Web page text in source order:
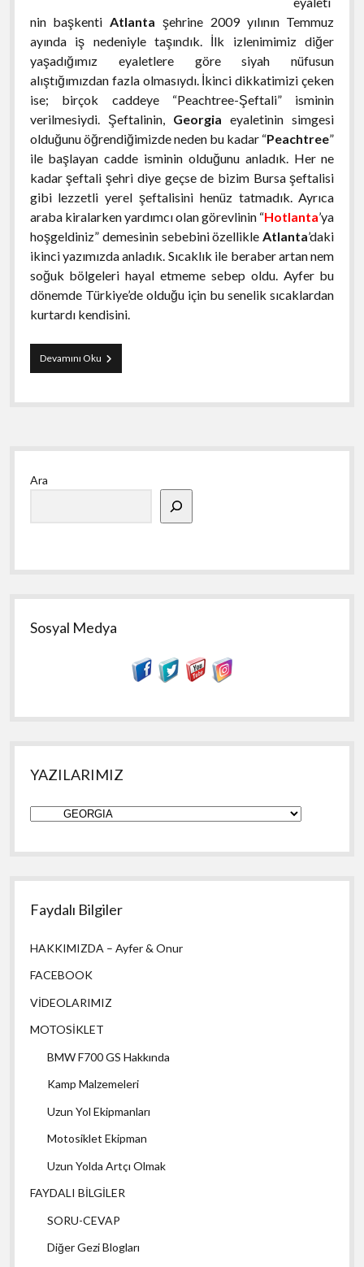
nin başkentiAtlantaşehrine 2009 yılının Temmuz
ayında iş nedeniyle taşındık. İlk izlenimimiz diğer
yaşadığımız eyaletlere göre siyah nüfusun
alıştığımızdan fazla olmasıydı. İkinci dikkatimizi çeken
ise; birçok caddeye “Peachtree-Şeftali” isminin
verilmesiydi. Şeftalinin, Georgia eyaletinin simgesi
olduğunu öğrendiğimizde neden bu kadar “Peachtree”
ile başlayan cadde isminin olduğunu anladık. Her ne
kadar şeftali şehri diye geçse de bizim Bursa şeftalisi
gibi lezzetli yerel şeftalisini henüz tatmadık. Ayrıca
araba kiralarken yardımcı olan görevlinin “Hotlanta’ya
hoşgeldiniz” demesinin sebebini özellikleAtlanta’daki
ikinci yazımızda anladık. Sıcaklık ile beraber artan nem
soğuk bölgeleri hayal etmeme sebep oldu. Ayfer bu
dönemde Türkiye’de olduğu için bu senelik sıcaklardan
kurtardı kendisini.
Devamını OkuAtlanta
Gezi
Yaşam
Yan
Menü
Ara
Sosyal Medya
YAZILARIMIZ
YAZILARIMIZ
Faydalı Bilgiler
HAKKIMIZDA – Ayfer & Onur
FACEBOOK
VİDEOLARIMIZ
MOTOSİKLET
BMW F700 GS Hakkında
Kamp Malzemeleri
Uzun Yol Ekipmanları
Motosiklet Ekipman
Uzun Yolda Artçı Olmak
FAYDALI BİLGİLER
SORU-CEVAP
Diğer Gezi Blogları